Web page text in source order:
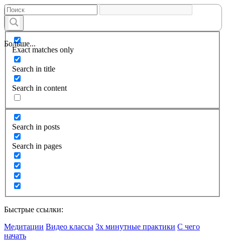
Больше...
Exact matches only
Search in title
Search in content
Search in posts
Search in pages
Быстрые ссылки:
Медитации Видео классы 3х минутные практики С чего
начать